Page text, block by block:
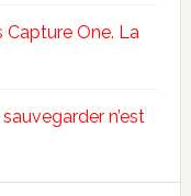
One. La
n’est